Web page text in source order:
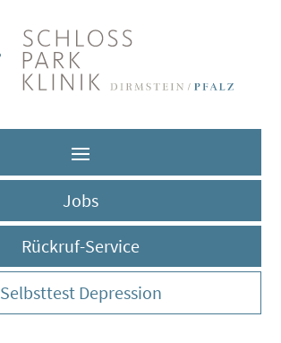
Jobs
Rückruf-Service
Selbsttest Depression